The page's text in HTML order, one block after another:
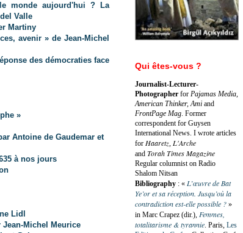
monde aujourd'hui ? La
Valle
Martiny
avenir » de Jean-Michel
des démocraties face
»
Antoine de Gaudemar et
à nos jours
Lidl
Michel Meurice
Qui êtes-vous ?
Journalist-Lecturer-
Photographer for Pajamas Media,
American Thinker, Ami and
FrontPage Mag. Former
correspondent for Guysen
International News. I wrote articles
for Haaretz, L'Arche
and Torah Times Magazine
Regular columnist on Radio
Shalom Nitsan
Bibliography : « L’œuvre de Bat
Ye’or et sa réception. Jusqu’où la
contradiction est-elle possible ? »
in Marc Crapez (dir.), Femmes,
totalitarisme & tyrannie. Paris, Les